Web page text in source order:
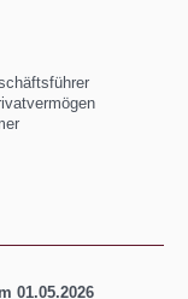
01.05.2026